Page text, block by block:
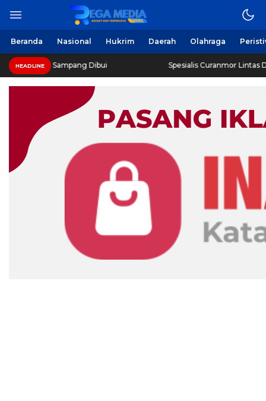
Beranda Nasional Hukrim Daerah Olahraga
HEADLINE
Sampang Dibui Spesialis Curanmor Lintas Daerah